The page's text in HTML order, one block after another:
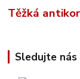
Těžká
Sledujte